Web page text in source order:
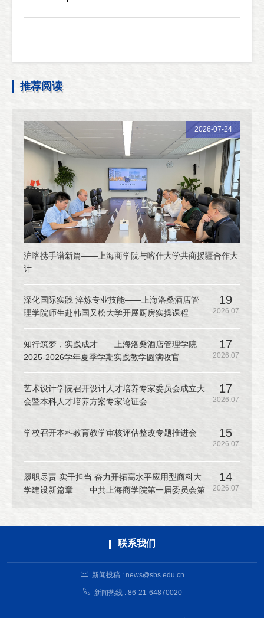
推荐阅读
2026-07-24
沪喀携手谱新篇——上海商学院与喀什大学共商援疆合作大
计
19
2026.07
深化国际实践 淬炼专业技能——上海洛桑酒店管
理学院师生赴韩国又松大学开展厨房实操课程
17
2026.07
知行筑梦，实践成才——上海洛桑酒店管理学院
2025-2026学年夏季学期实践教学圆满收官
17
2026.07
艺术设计学院召开设计人才培养专家委员会成立大
会暨本科人才培养方案专家论证会
15
2026.07
学校召开本科教育教学审核评估整改专题推进会
14
2026.07
履职尽责 实干担当 奋力开拓高水平应用型商科大
学建设新篇章——中共上海商学院第一届委员会第
联系我们
新闻投稿 : news@sbs.edu.cn
新闻热线 : 86-21-64870020